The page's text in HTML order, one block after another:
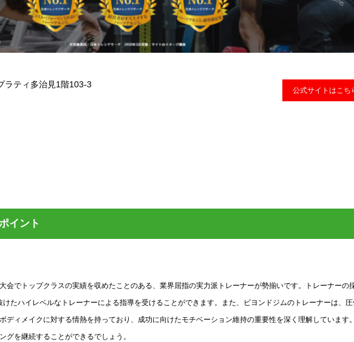
ラティ多治見1階103-3
公式サイトはこち
イント
会でトップクラスの実績を収めたことのある、業界屈指の実力派トレーナーが勢揃いです。トレーナーの
たハイレベルなトレーナーによる指導を受けることができます。また、ビヨンドジムのトレーナーは、
ディメイクに対する情熱を持っており、成功に向けたモチベーション維持の重要性を深く理解しています
グを継続することができるでしょう。